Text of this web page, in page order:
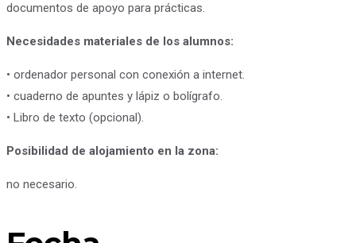
documentos de apoyo para prácticas.
Necesidades materiales de los alumnos:
• ordenador personal con conexión a internet.
• cuaderno de apuntes y lápiz o bolígrafo.
• Libro de texto (opcional).
Posibilidad de alojamiento en la zona:
no necesario.